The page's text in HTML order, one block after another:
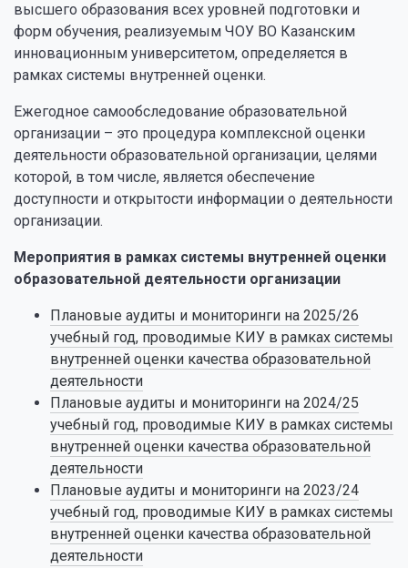
высшего образования всех уровней подготовки и
форм обучения, реализуемым ЧОУ ВО Казанским
инновационным университетом, определяется в
рамках системы внутренней оценки.
Ежегодное самообследование образовательной
организации – это процедура комплексной оценки
деятельности образовательной организации, целями
которой, в том числе, является обеспечение
доступности и открытости информации о деятельности
организации.
Мероприятия в рамках системы внутренней оценки
образовательной деятельности организации
Плановые аудиты и мониторинги на 2025/26
учебный год, проводимые КИУ в рамках системы
внутренней оценки качества образовательной
деятельности
Плановые аудиты и мониторинги на 2024/25
учебный год, проводимые КИУ в рамках системы
внутренней оценки качества образовательной
деятельности
Плановые аудиты и мониторинги на 2023/24
учебный год, проводимые КИУ в рамках системы
внутренней оценки качества образовательной
деятельности